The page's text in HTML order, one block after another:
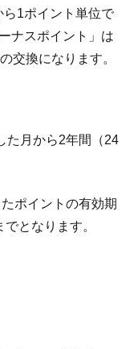
ら1ポイント単位で
ナスポイント」は
交換になります。
た月から2年間（24
ポイントの有効期
となります。